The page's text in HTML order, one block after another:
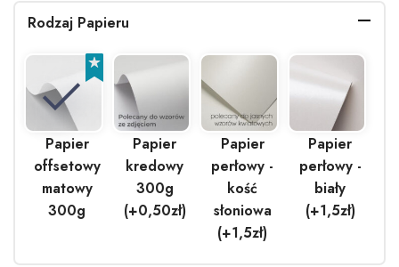
Rodzaj Papieru
Papier
offsetowy
matowy
300g
Papier
kredowy
300g
(+0,50zł)
Papier
perłowy -
kość
słoniowa
(+1,5zł)
Papier
perłowy -
biały
(+1,5zł)